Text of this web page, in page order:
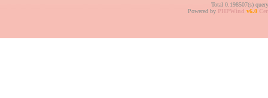
Total 0.198507(s)
Powered by PHPWind v6.0